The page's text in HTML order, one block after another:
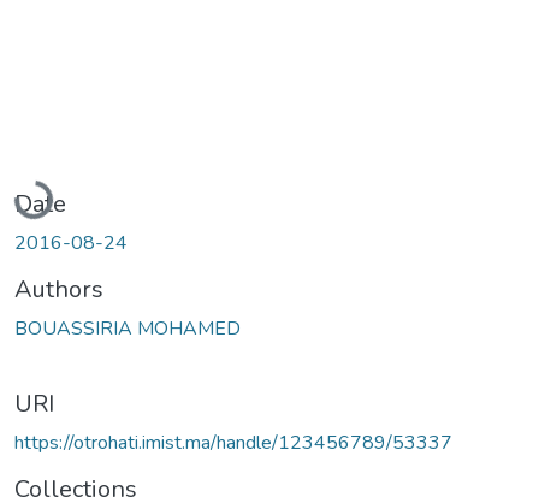
Loading...
Date
2016-08-24
Authors
BOUASSIRIA MOHAMED
URI
https://otrohati.imist.ma/handle/123456789/53337
Collections